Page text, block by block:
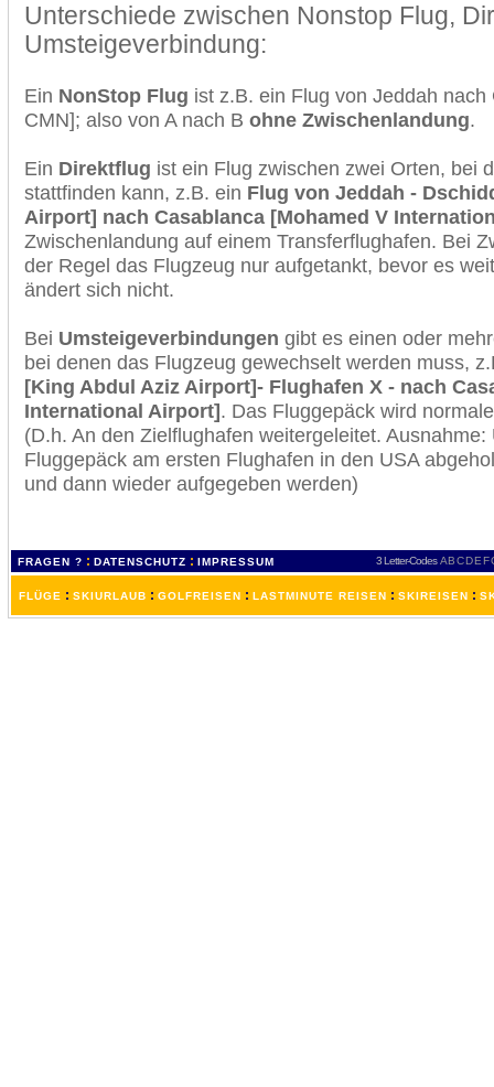
Unterschiede zwischen Nonstop Flug,
Umsteigeverbindung:
Ein NonStop Flug ist z.B. ein Flug von Jeddah
CMN]; also von A nach B ohne Zwischenlandung.
Ein Direktflug ist ein Flug zwischen zwei Orten, bei
stattfinden kann, z.B. ein Flug von Jeddah -
Airport] nach Casablanca [Mohamed V
Zwischenlandung auf einem Transferflughafen. Bei
der Regel das Flugzeug nur aufgetankt, bevor es
ändert sich nicht.
Bei Umsteigeverbindungen gibt es einen oder
bei denen das Flugzeug gewechselt werden muss,
[King Abdul Aziz Airport]- Flughafen X - nach
International Airport]. Das Fluggepäck wird
(D.h. An den Zielflughafen weitergeleitet.
Fluggepäck am ersten Flughafen in den USA
und dann wieder aufgegeben werden)
FRAGEN ? : DATENSCHUTZ : IMPRESSUM 3 Letter-Codes ABCDEF
FLÜGE : SKIURLAUB : GOLFREISEN : LASTMINUTE REISEN : SKIREISEN :